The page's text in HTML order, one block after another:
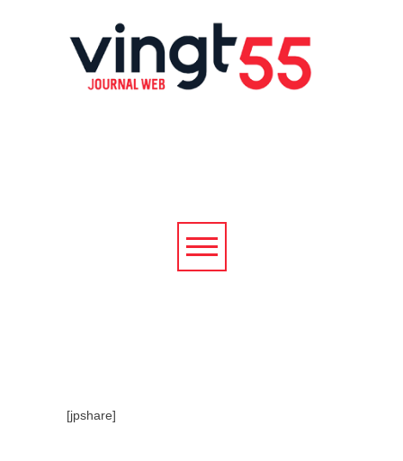
[jpshare]